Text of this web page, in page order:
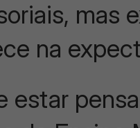
mas
na
estar